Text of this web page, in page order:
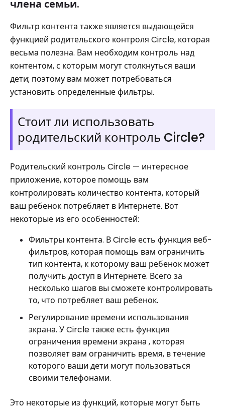
члена семьи.
Фильтр контента также является выдающейся
функцией родительского контроля Circle, которая
весьма полезна. Вам необходим контроль над
контентом, с которым могут столкнуться ваши
дети; поэтому вам может потребоваться
установить определенные фильтры.
Стоит ли использовать
родительский контроль Circle?
Родительский контроль Circle — интересное
приложение, которое помощь вам
контролировать количество контента, который
ваш ребенок потребляет в Интернете. Вот
некоторые из его особенностей:
Фильтры контента. В Circle есть функция веб-
фильтров, которая помощь вам ограничить
тип контента, к которому ваш ребенок может
получить доступ в Интернете. Всего за
несколько шагов вы сможете контролировать
то, что потребляет ваш ребенок.
Регулирование времени использования
экрана. У Circle также есть функция
ограничения времени экрана , которая
позволяет вам ограничить время, в течение
которого ваши дети могут пользоваться
своими телефонами.
Это некоторые из функций, которые могут быть